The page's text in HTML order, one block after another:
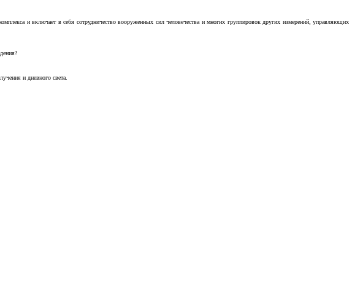
и включает в себя сотрудничество вооруженных сил человечества и многих группировок других измерений, управляющих
и дневного света.